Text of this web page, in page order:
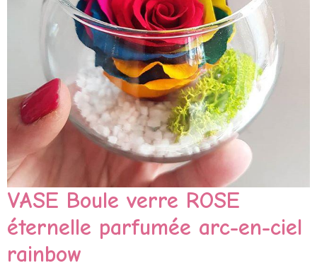
VASE Boule verre ROSE
éternelle parfumée arc-en-ciel
rainbow